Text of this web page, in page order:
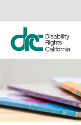
요
츠
너
뛰
기